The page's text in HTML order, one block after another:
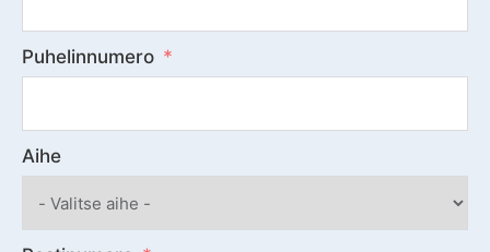
Puhelinnumero
Aihe